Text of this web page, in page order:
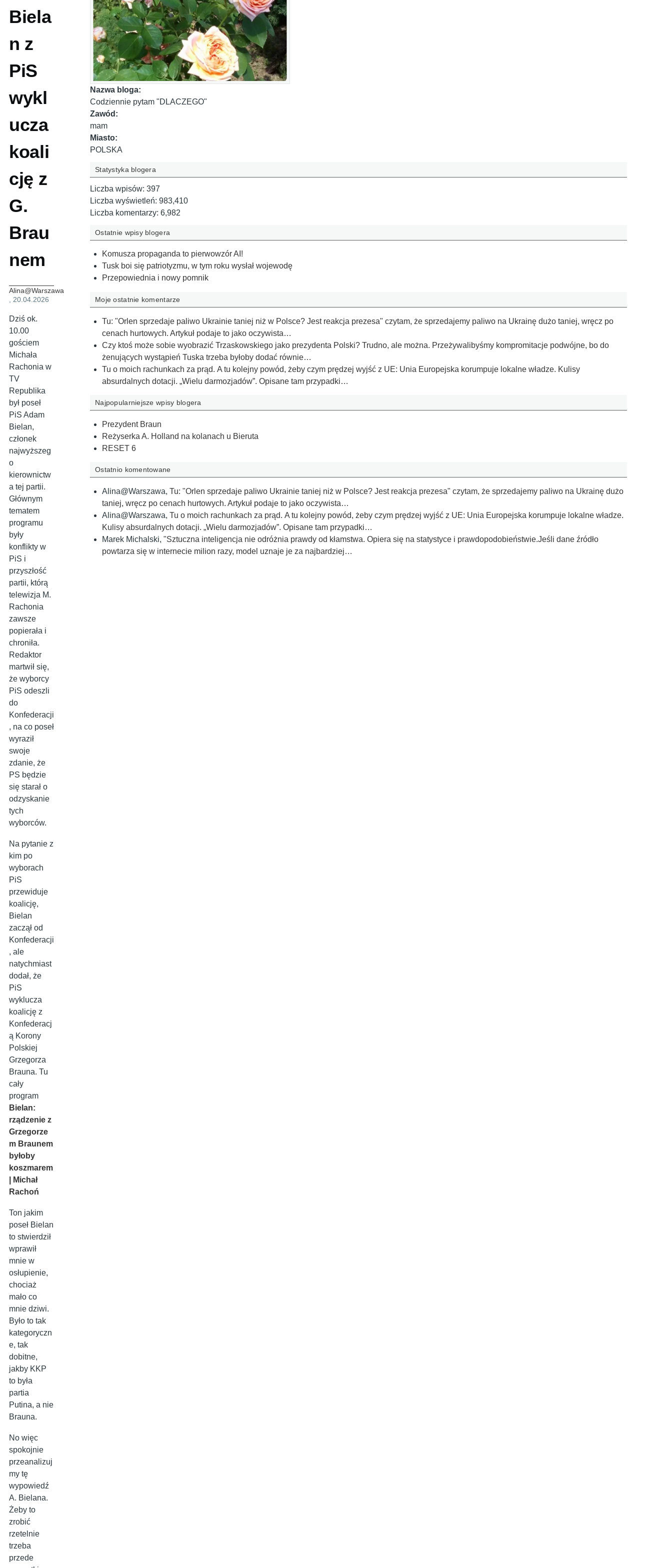
Biela
n z
PiS
wykl
ucza
koali
cję z
G.
Brau
nem
Alina@Warszawa
, 20.04.2026
Dziś ok.
10.00
gościem
Michała
Rachonia w
TV
Republika
był poseł
PiS Adam
Bielan,
członek
najwyższeg
o
kierownictw
a tej partii.
Głównym
tematem
programu
były
konflikty w
PiS i
przyszłość
partii, którą
telewizja M.
Rachonia
zawsze
popierała i
chroniła.
Redaktor
martwił się,
że wyborcy
PiS odeszli
do
Konfederacji
, na co poseł
wyraził
swoje
zdanie, że
PS będzie
się starał o
odzyskanie
tych
wyborców.
Na pytanie z
kim po
wyborach
PiS
przewiduje
koalicję,
Bielan
zaczął od
Konfederacji
, ale
natychmiast
dodał, że
PiS
wyklucza
koalicję z
Konfederacj
ą Korony
Polskiej
Grzegorza
Brauna. Tu
cały
program
Bielan:
rządzenie z
Grzegorze
m Braunem
byłoby
koszmarem
| Michał
Rachoń
Ton jakim
poseł Bielan
to stwierdził
wprawił
mnie w
osłupienie,
chociaż
mało co
mnie dziwi.
Było to tak
kategoryczn
e, tak
dobitne,
jakby KKP
to była
partia
Putina, a nie
Brauna.
No więc
spokojnie
przeanalizuj
my tę
wypowiedź
A. Bielana.
Żeby to
zrobić
rzetelnie
trzeba
przede
Nazwa bloga:
Codziennie pytam "DLACZEGO"
Zawód:
mam
Miasto:
POLSKA
Statystyka blogera
Liczba wpisów: 397
Liczba wyświetleń: 983,410
Liczba komentarzy: 6,982
Ostatnie wpisy blogera
Komusza propaganda to pierwowzór AI!
Tusk boi się patriotyzmu, w tym roku wysłał wojewodę
Przepowiednia i nowy pomnik
Moje ostatnie komentarze
Tu: "Orlen sprzedaje paliwo Ukrainie taniej niż w Polsce? Jest reakcja prezesa" czytam, że sprzedajemy paliwo na Ukrainę dużo taniej, wręcz po
cenach hurtowych. Artykuł podaje to jako oczywista…
Czy ktoś może sobie wyobrazić Trzaskowskiego jako prezydenta Polski? Trudno, ale można. Przeżywalibyśmy kompromitacje podwójne, bo do
żenujących wystąpień Tuska trzeba byłoby dodać równie…
Tu o moich rachunkach za prąd. A tu kolejny powód, żeby czym prędzej wyjść z UE: Unia Europejska korumpuje lokalne władze. Kulisy
absurdalnych dotacji. „Wielu darmozjadów”. Opisane tam przypadki…
Najpopularniejsze wpisy blogera
Prezydent Braun
Reżyserka A. Holland na kolanach u Bieruta
RESET 6
Ostatnio komentowane
Alina@Warszawa, Tu: "Orlen sprzedaje paliwo Ukrainie taniej niż w Polsce? Jest reakcja prezesa" czytam, że sprzedajemy paliwo na Ukrainę dużo
taniej, wręcz po cenach hurtowych. Artykuł podaje to jako oczywista…
Alina@Warszawa, Tu o moich rachunkach za prąd. A tu kolejny powód, żeby czym prędzej wyjść z UE: Unia Europejska korumpuje lokalne władze.
Kulisy absurdalnych dotacji. „Wielu darmozjadów”. Opisane tam przypadki…
Marek Michalski, "Sztuczna inteligencja nie odróżnia prawdy od kłamstwa. Opiera się na statystyce i prawdopodobieństwie.Jeśli dane źródło
powtarza się w internecie milion razy, model uznaje je za najbardziej…